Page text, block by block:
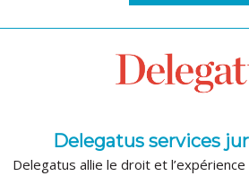
Delegatus services
Delegatus allie le droit et